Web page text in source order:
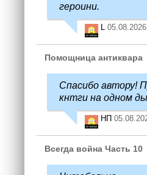
героини.
L 05.08.2026
Помощница антиквара
Спасибо автору!
кнтги на одном
НП
Всегда война Часть 10